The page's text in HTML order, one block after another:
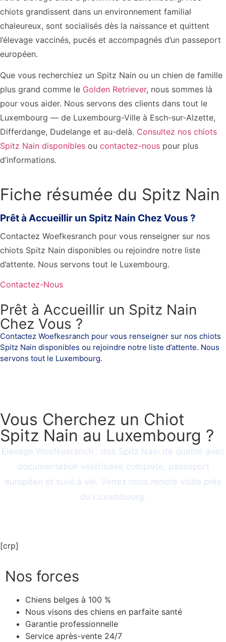
chiots grandissent dans un environnement familial
chaleureux, sont socialisés dès la naissance et quittent
l’élevage vaccinés, pucés et accompagnés d’un passeport
européen.
Que vous recherchiez un Spitz Nain ou un chien de famille
plus grand comme le Golden Retriever, nous sommes là
pour vous aider. Nous servons des clients dans tout le
Luxembourg — de Luxembourg-Ville à Esch-sur-Alzette,
Differdange, Dudelange et au-delà. Consultez nos chiots
Spitz Nain disponibles ou contactez-nous pour plus
d’informations.
Fiche résumée du Spitz Nain
Prêt à Accueillir un Spitz Nain Chez Vous ?
Contactez Woefkesranch pour vous renseigner sur nos
chiots Spitz Nain disponibles ou rejoindre notre liste
d’attente. Nous servons tout le Luxembourg.
Contactez-Nous
Prêt à Accueillir un Spitz Nain
Chez Vous ?
Contactez Woefkesranch pour vous renseigner sur nos chiots
Spitz Nain disponibles ou rejoindre notre liste d’attente. Nous
servons tout le Luxembourg.
Vous Cherchez un Chiot
Spitz Nain au Luxembourg ?
Élevage Woefkesranch : des Spitz Nain de qualité avec
documentation vétérinaire complète, passeport
européen et suivi à vie. Venez nous rendre visite près
du Luxembourg.
[crp]
Nos forces
Chiens belges à 100 %
Nous visons des chiens en parfaite santé
Garantie professionnelle
Service après-vente 24/7